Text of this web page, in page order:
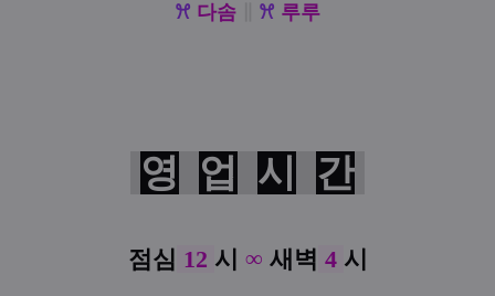
ꕮ 다솜 ꕮ 루루
영 업 시 간
점심 12 시 ∞ 새벽 4 시